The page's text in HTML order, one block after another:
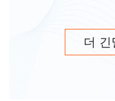
더 긴